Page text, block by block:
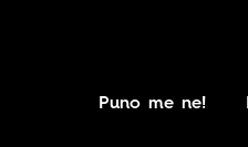
Puno me ne!